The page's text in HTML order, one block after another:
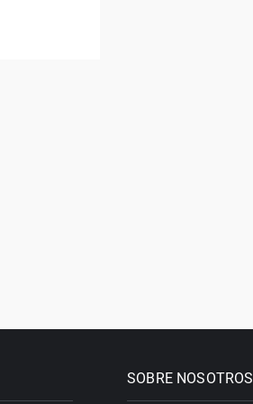
SOBRE NOSOTROS